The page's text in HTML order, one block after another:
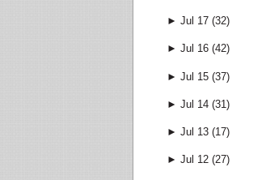
►Jul 17 (32)
►Jul 16 (42)
►Jul 15 (37)
►Jul 14 (31)
►Jul 13 (17)
►Jul 12 (27)